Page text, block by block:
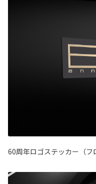
60周年ロゴステッカー（フ